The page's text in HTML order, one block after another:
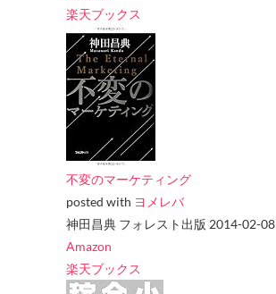
楽天ブックス
不変のマーケティング
posted with ヨメレバ
神田昌典 フォレスト出版 2014-02-08
Amazon
楽天ブックス